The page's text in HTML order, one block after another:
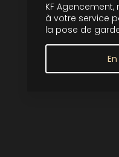
KF Agencement,
à votre service
la pose de